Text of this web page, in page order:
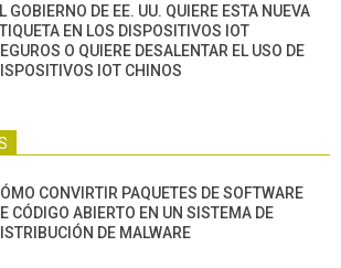
GOBIERNO DE EE. UU. QUIERE ESTA NUEVA
EN LOS DISPOSITIVOS IOT
O QUIERE DESALENTAR EL USO DE
IOT CHINOS
CONVIRTIR PAQUETES DE SOFTWARE
CÓDIGO ABIERTO EN UN SISTEMA DE
DE MALWARE